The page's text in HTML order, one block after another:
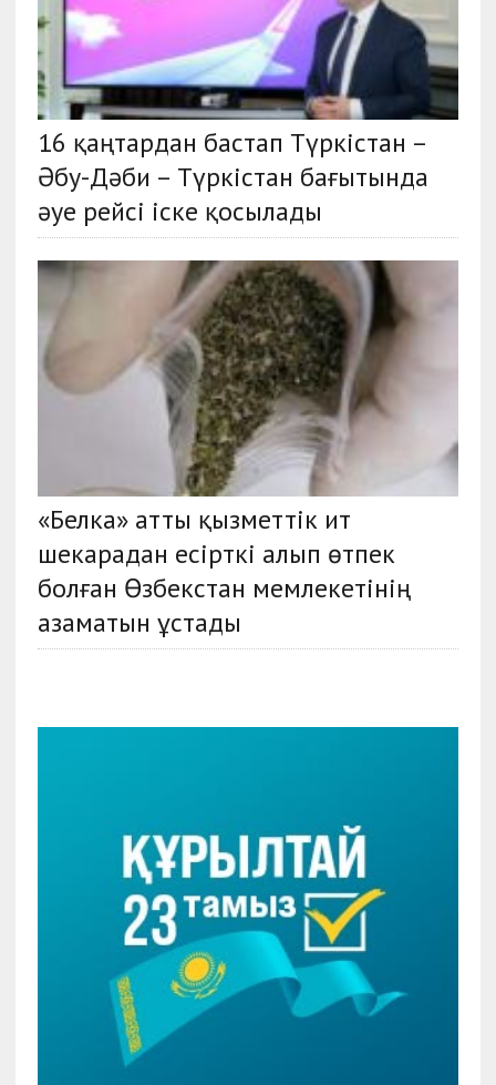
16 қаңтардан бастап Түркістан –
Әбу-Дәби – Түркістан бағытында
әуе рейсі іске қосылады
«Белка» атты қызметтік ит
шекарадан есірткі алып өтпек
болған Өзбекстан мемлекетінің
азаматын ұстады